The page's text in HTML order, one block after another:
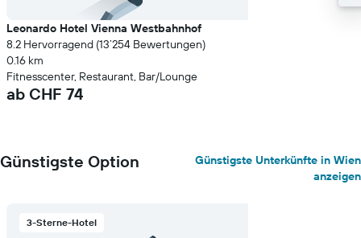
Leonardo Hotel Vienna Westbahnhof
8.2 Hervorragend (13’254 Bewertungen)
0.16 km
Fitnesscenter, Restaurant, Bar/Lounge
ab CHF 74
Günstigste Option
Günstigste Unterkünfte in Wien
anzeigen
3-Sterne-Hotel